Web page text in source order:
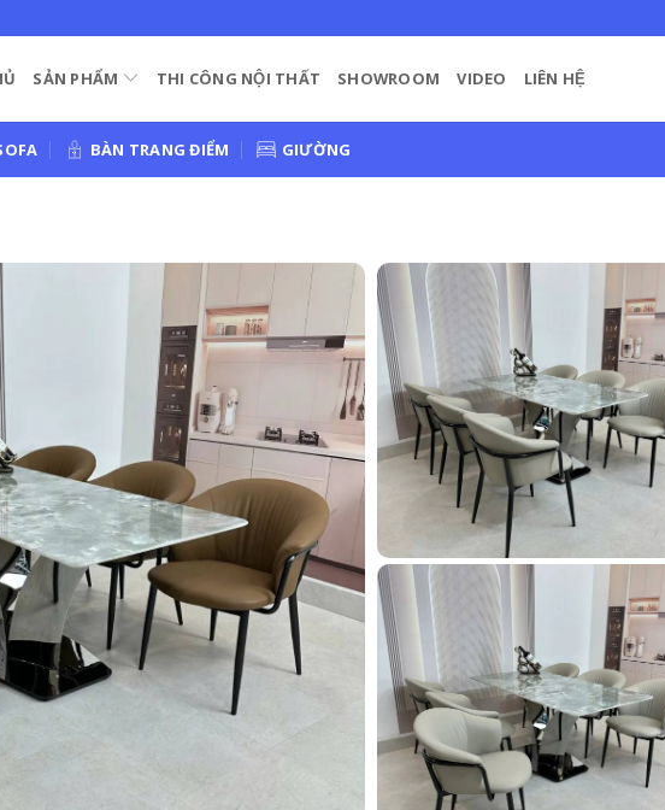
SẢN PHẨM THI CÔNG NỘI THẤT SHOWROOM VIDEO LIÊN HỆ
BÀN TRANG ĐIỂM GIƯỜNG